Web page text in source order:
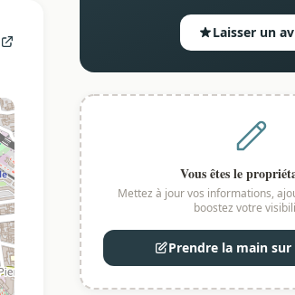
Laisser un
Vous êtes le
Mettez à jour vos informations,
boostez votre
Prendre la main